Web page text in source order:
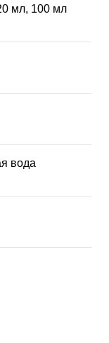
мл, 100 мл
вода